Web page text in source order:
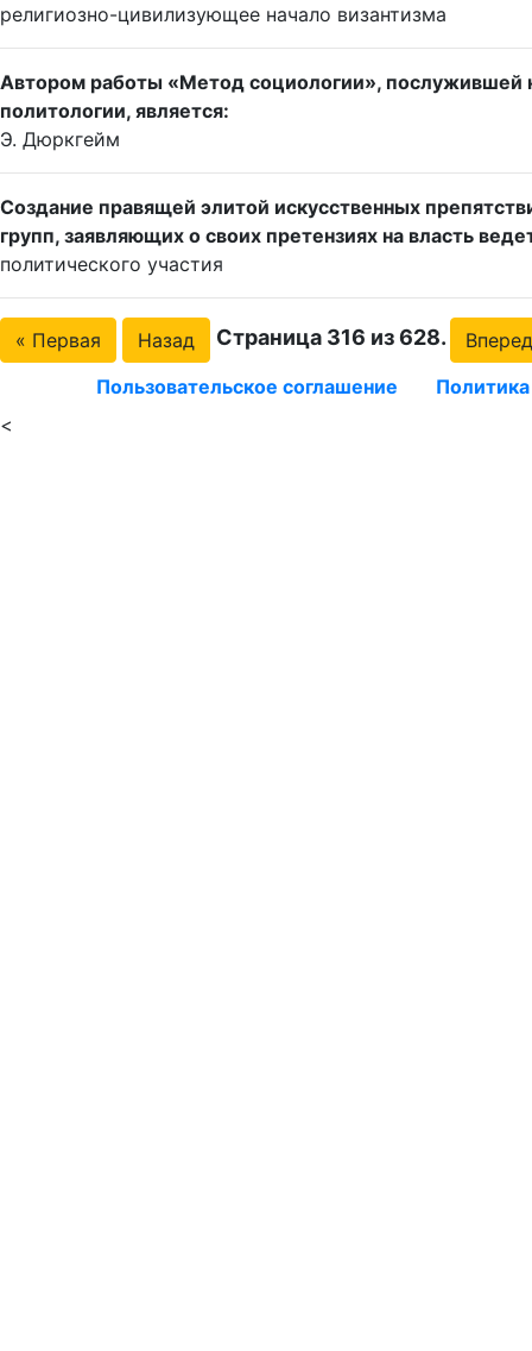
религиозно-цивилизующее начало византизма
Автором работы «Метод социологии», послужившей
политологии, является:
Э. Дюркгейм
Создание правящей элитой искусственных
групп, заявляющих о своих претензиях на власть
политического участия
« Первая Назад Страница 316 из 628.
Вперед
Пользовательское соглашение
<